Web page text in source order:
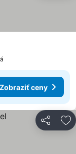
Zobraziť ceny
Zdieľať